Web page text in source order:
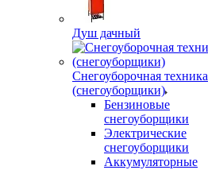
Душ дачный
Снегоуборочная техника
(снегоуборщики)
Бензиновые
снегоуборщики
Электрические
снегоуборщики
Аккумуляторные